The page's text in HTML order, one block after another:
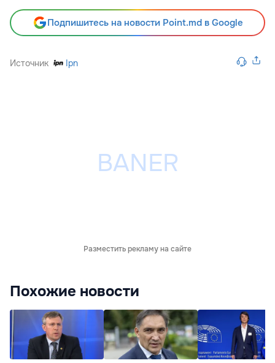
Подпишитесь на новости Point.md в Google
Источник Ipn
Разместить рекламу на сайте
Похожие новости